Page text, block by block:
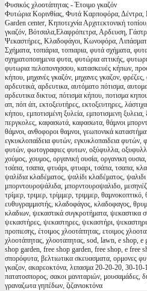
Φυσικός χλοοτάπητας - Έτοιμο γκαζόν
Φυτώρια Κορινθίας, Φυτά Καρποφόρα, Δέντρα,
Garden center, Κηποτεχνία Αρχιτεκτονική
γκαζόν, Βότσαλα,Ελαφρόπετρα, Αρδευση,
Ψεκαστήρες, Κλαδοφάγοι, Κωνοφόρα,
Σχήματα, τοπιάρια, τοπιαρια, φυτά σχήματα,
σχηματοποιημενα φυτα, φυτώρια αττικής,
φυτωρια πελοπονησσου, κατασκευές κήπων,
κήπου, μηχανές γκαζόν, μηχανες γκαζον,
αρδευτικά, αρδευτικα, αυτόματο πότισμα,
αρδευτικα δικτυα, πότισμα κήπου, ποτισμα
απ, πόπ άπ, εκτοξευτήρες, εκτοξευτηρες,
κήπου, εμποτισμένη ξυλεία, εμποτισμενη
περγκολες, καφασωτά, καφασωτα, θάμνοι
θάμνοι, ανθοφοροι θαμνοι, γεωπονικά
εγκυκλοπαίδεια φυτών, εγκυκλοπαιδεια
φυτών, φωτογραφιες φυτων, οξύφυλλα,
χούμος, χουμος, οργανική ουσία, οργανικη
τσάπα, τσαπα, φτυάρι, φτυαρι, τσάπα, τσαπα,
ψαλίδια κλαδέματος, ψαλίδι κλαδέματος,
μπορντουροψάλιδα, μπορντουροψαλιδο,
τρίμερ, τριμερ, τρίμμερ, τριμμερ,
ευθυγραμμιστής, κλαδοφάγος, κλαδοφαγος,
κλαδιων, ψεκαστικά συγκροτήματα, ψεκαστικα
ψεκαστήρες, ψεκαστηρες, ψεκαστήρι,
προπιεσης, έτοιμος χλοοτάπητας, ετοιμος
χλοοτάπητας, χλοοταπητας, sod, lawn, e shop,
shop garden, free shop garden, free shop, e free
σπορόφυτα, βελτιωτικα σκευασματα, ορμονες
γκαζον, ακαρεοκτόνα, λιπασμα 20-20-20, 30-10-
πατατοσπορος, σακοι μανιταριών, μουσαμάδες,
γραναζωτα γηπέδων, ζιζανιοκτόνα